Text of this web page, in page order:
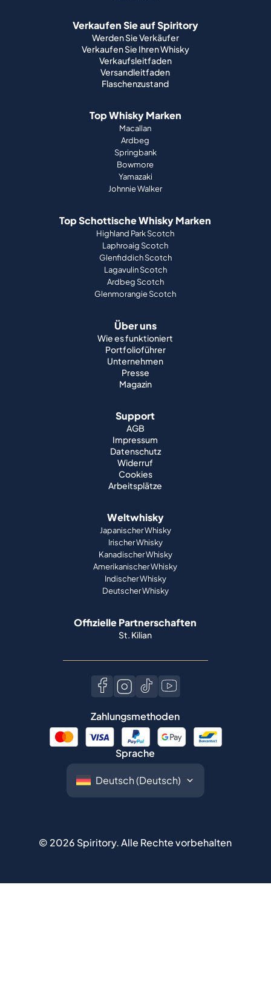
Verkaufen Sie auf Spiritory
Werden Sie Verkäufer
Verkaufen Sie Ihren Whisky
Verkaufsleitfaden
Versandleitfaden
Flaschenzustand
Top Whisky Marken
Macallan
Ardbeg
Springbank
Bowmore
Yamazaki
Johnnie Walker
Top Schottische Whisky Marken
Highland Park Scotch
Laphroaig Scotch
Glenfiddich Scotch
Lagavulin Scotch
Ardbeg Scotch
Glenmorangie Scotch
Über uns
Wie es funktioniert
Portfolioführer
Unternehmen
Presse
Magazin
Support
AGB
Impressum
Datenschutz
Widerruf
Cookies
Arbeitsplätze
Weltwhisky
Japanischer Whisky
Irischer Whisky
Kanadischer Whisky
Amerikanischer Whisky
Indischer Whisky
Deutscher Whisky
Offizielle Partnerschaften
St. Kilian
Zahlungsmethoden
Sprache
© 2026 Spiritory. Alle Rechte vorbehalten